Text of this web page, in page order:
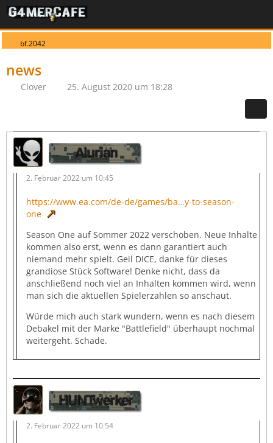
bf.2042
news
Clover 25. August 2020 um 18:28
Alurian
2. Februar 2022 um 10:45
https://www.ea.com/de-de/games/ba…y-to-season-
one
Season One auf Sommer 2022 verschoben. Neue Inhalte
kommen also erst, wenn es dann garantiert auch
niemand mehr spielt. Geil DICE, danke für dieses
grandiose Stück Software! Denke nicht, dass da
anschließend noch viel an Inhalten kommen wird, wenn
man sich die aktuellen Spielerzahlen so anschaut.
Würde mich auch stark wundern, wenn es nach diesem
Debakel mit der Marke "Battlefield" überhaupt nochmal
weitergeht. Schade.
HUNTwerker
2. Februar 2022 um 10:54